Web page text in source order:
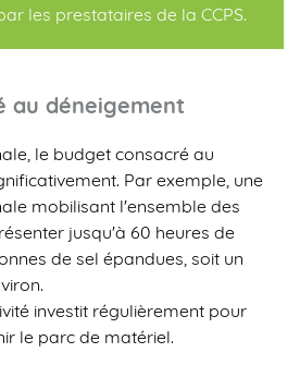
les prestataires de la CCPS.
au déneigement
le budget consacré au
Par exemple, une
mobilisant l'ensemble des
jusqu'à 60 heures de
de sel épandues, soit un
investit régulièrement pour
le parc de matériel.